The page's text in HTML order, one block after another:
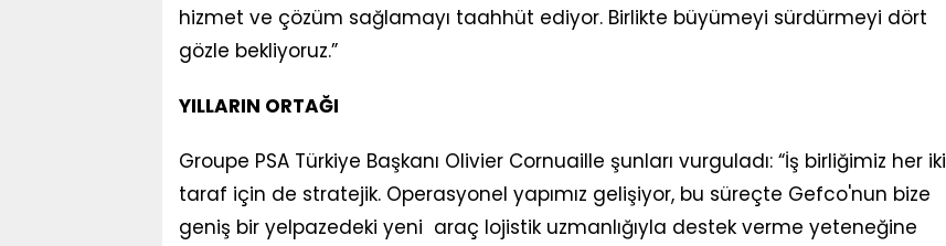
hizmet ve çözüm sağlamayı taahhüt ediyor. Birlikte büyümeyi sürdürmeyi dört
gözle bekliyoruz.”
YILLARIN ORTAĞI
Groupe PSA Türkiye Başkanı Olivier Cornuaille şunları vurguladı: “İş birliğimiz her iki
taraf için de stratejik. Operasyonel yapımız gelişiyor, bu süreçte Gefco'nun bize
geniş bir yelpazedeki yeni araç lojistik uzmanlığıyla destek verme yeteneğine